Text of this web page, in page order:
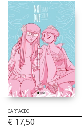
CARTACEO
€ 17,50